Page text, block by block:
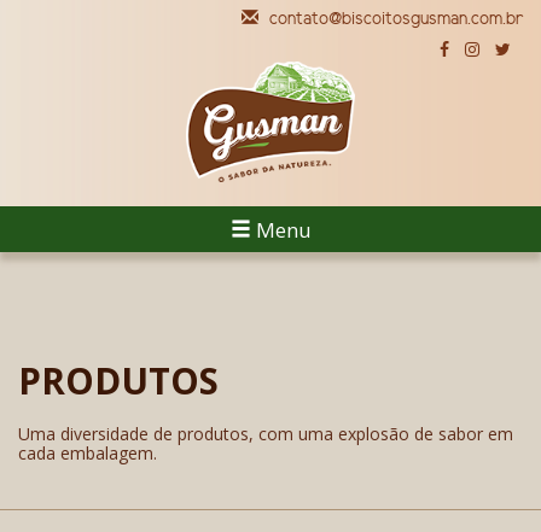
contato@biscoitosgusman.com.br
Menu
PRODUTOS
Uma diversidade de produtos, com uma explosão de sabor em
cada embalagem.